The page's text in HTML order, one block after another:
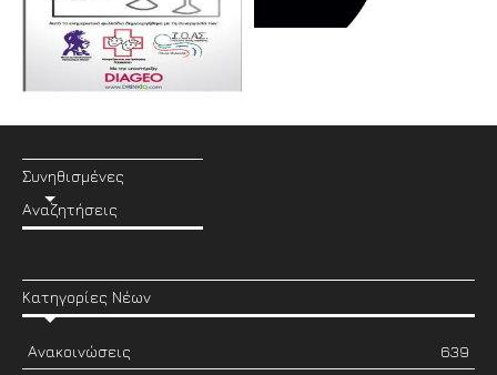
Συνηθισμένες
Αναζητήσεις
Κατηγορίες Νέων
Ανακοινώσεις
639